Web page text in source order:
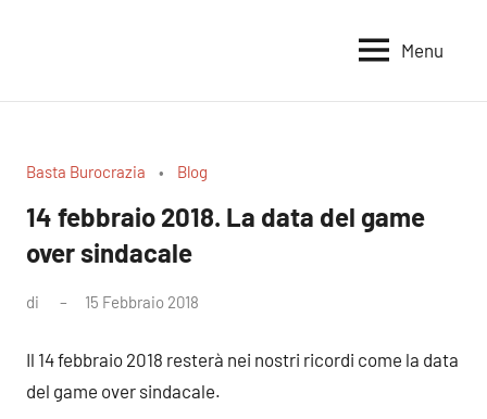
per
Terra
Sovranità
Menu
Basta Burocrazia Blog
14 febbraio 2018. La data del game
over sindacale
di 15 Febbraio 2018
Il 14 febbraio 2018 resterà nei nostri ricordi come la data
del game over sindacale.